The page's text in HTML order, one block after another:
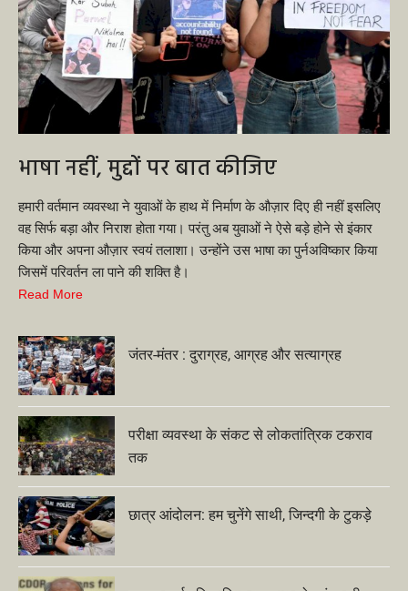
भाषा नहीं, मुद्दों पर बात कीजिए
हमारी वर्तमान व्यवस्था ने युवाओं के हाथ में निर्माण के औज़ार दिए ही नहीं इसलिए
वह सिर्फ बड़ा और निराश होता गया। परंतु अब युवाओं ने ऐसे बड़े होने से इंकार
किया और अपना औज़ार स्वयं तलाशा। उन्होंने उस भाषा का पुर्नअविष्कार किया
जिसमें परिवर्तन ला पाने की शक्ति है।
Read More
जंतर-मंतर : दुराग्रह, आग्रह और सत्याग्रह
परीक्षा व्यवस्था के संकट से लोकतांत्रिक टकराव
तक
छात्र आंदोलन: हम चुनेंगे साथी, जिन्दगी के टुकड़े